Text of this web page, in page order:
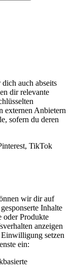
auch abseits
dir relevante
externen Anbietern
sofern du deren
TikTok
wir dir auf
Inhalte
oder Produkte
anzeigen
setzen
ein: